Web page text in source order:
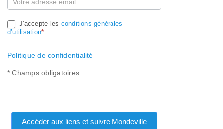
J'accepte les conditions générales
d’utilisation*
Politique de confidentialité
* Champs obligatoires
Accéder aux liens et suivre Mondeville